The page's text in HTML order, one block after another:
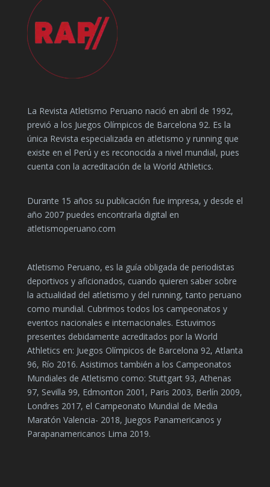
La Revista Atletismo Peruano nació en abril de 1992,
previó a los Juegos Olímpicos de Barcelona 92. Es la
única Revista especializada en atletismo y running que
existe en el Perú y es reconocida a nivel mundial, pues
cuenta con la acreditación de la World Athletics.
Durante 15 años su publicación fue impresa, y desde el
año 2007 puedes encontrarla digital en
atletismoperuano.com
Atletismo Peruano, es la guía obligada de periodistas
deportivos y aficionados, cuando quieren saber sobre
la actualidad del atletismo y del running, tanto peruano
como mundial. Cubrimos todos los campeonatos y
eventos nacionales e internacionales. Estuvimos
presentes debidamente acreditados por la World
Athletics en: Juegos Olímpicos de Barcelona 92, Atlanta
96, Río 2016. Asistimos también a los Campeonatos
Mundiales de Atletismo como: Stuttgart 93, Athenas
97, Sevilla 99, Edmonton 2001, Paris 2003, Berlín 2009,
Londres 2017, el Campeonato Mundial de Media
Maratón Valencia- 2018, Juegos Panamericanos y
Parapanamericanos Lima 2019.